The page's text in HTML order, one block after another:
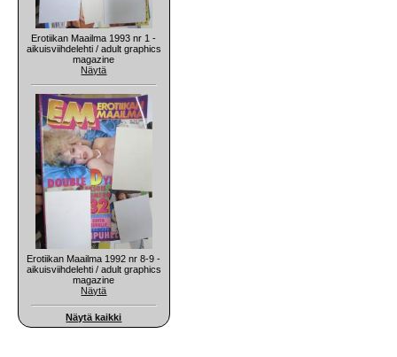
Erotiikan Maailma 1993 nr 1 -
aikuisviihdelehti / adult graphics
magazine
Näytä
Erotiikan Maailma 1992 nr 8-9 -
aikuisviihdelehti / adult graphics
magazine
Näytä
Näytä kaikki